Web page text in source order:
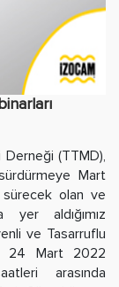
(TTMD),
Mart
olan ve
yer aldığımız
ve Tasarruflu
24 Mart 2022
arasında